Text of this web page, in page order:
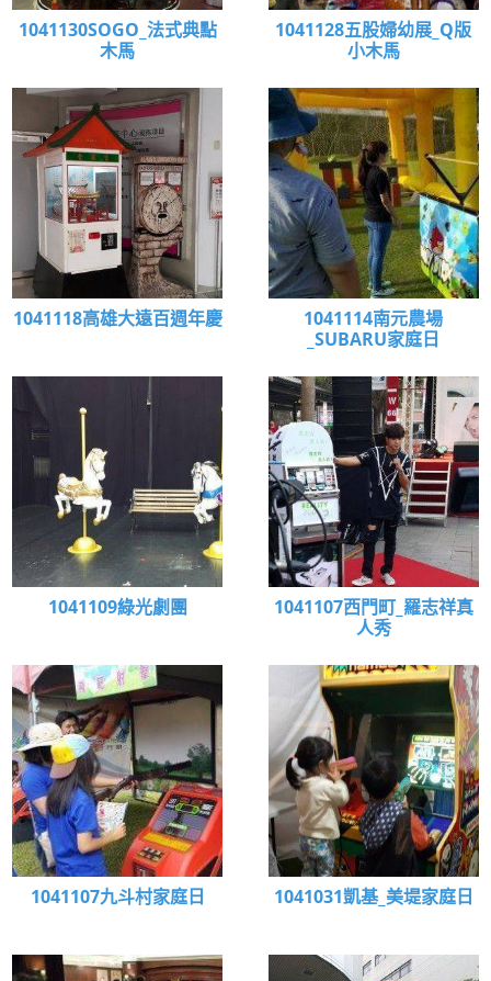
1041130SOGO_法式典點
木馬
1041128五股婦幼展_Q版
小木馬
1041118高雄大遠百週年慶
1041114南元農場
_SUBARU家庭日
1041109綠光劇團
1041107西門町_羅志祥真
人秀
1041107九斗村家庭日 1041031凱基_美堤家庭日